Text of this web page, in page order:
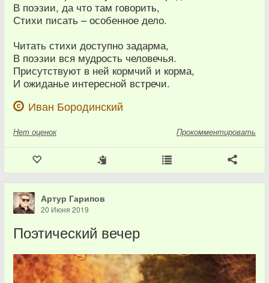
В поэзии, да что там говорить,
Стихи писать – особенное дело.
Читать стихи доступно задарма,
В поэзии вся мудрость человечья.
Присутствуют в ней кормчий и корма,
И ожиданье интересной встречи.
Иван Бородинский
Нет оценок Прокомментировать
Артур Гарипов
20 Июня 2019
Поэтический вечер